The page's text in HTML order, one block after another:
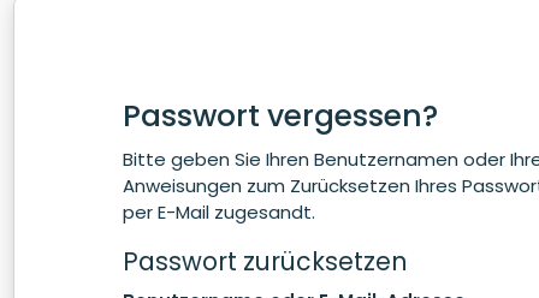
Passwort vergessen?
Bitte geben Sie Ihren Benutzernamen oder
Anweisungen zum Zurücksetzen Ihres
per E-Mail zugesandt.
Passwort zurücksetzen